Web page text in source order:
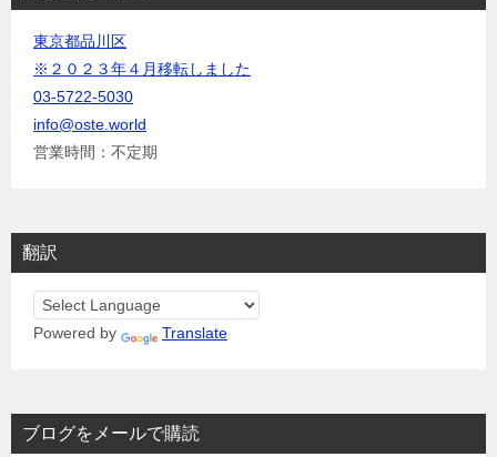
東京都品川区
※２０２３年４月移転しました
03-5722-5030
info@oste.world
営業時間：不定期
翻訳
Powered by Translate
ブログをメールで購読